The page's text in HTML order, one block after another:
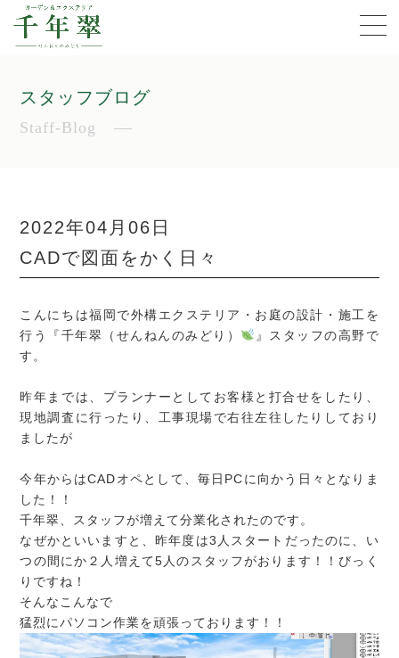
スタッフブログ
Staff-Blog
2022年04月06日
CADで図面をかく日々
こんにちは福岡で外構エクステリア・お庭の設計・施工を
行う『千年翠（せんねんのみどり）
』スタッフの高野で
す。
昨年までは、プランナーとしてお客様と打合せをしたり、
現地調査に行ったり、工事現場で右往左往したりしており
ましたが
今年からはCADオペとして、毎日PCに向かう日々となりま
した！！
千年翠、スタッフが増えて分業化されたのです。
なぜかといいますと、昨年度は3人スタートだったのに、い
つの間にか２人増えて5人のスタッフがおります！！びっく
りですね！
そんなこんなで
猛烈にパソコン作業を頑張っております！！